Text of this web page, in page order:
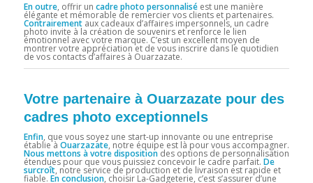
En outre, offrir un cadre photo personnaliséest une manière
élégante et mémorable de remercier vos clients et partenaires.
Contrairementaux cadeaux d’affaires impersonnels, un cadre
photo invite à la création de souvenirs et renforce le lien
émotionnel avec votre marque. C’est un excellent moyen de
montrer votre appréciation et de vous inscrire dans le quotidien
de vos contacts d’affaires à Ouarzazate.
Votre partenaire à Ouarzazate pour des
cadres photo exceptionnels
Enfin, que vous soyez une start-up innovante ou une entreprise
établie à Ouarzazate, notre équipe est là pour vous accompagner.
Nous mettons à votre dispositiondes options de personnalisation
étendues pour que vous puissiez concevoir le cadre parfait. De
surcroît, notre service de production et de livraison est rapide et
fiable. En conclusion, choisir La-Gadgeterie, c’est s’assurer d’une